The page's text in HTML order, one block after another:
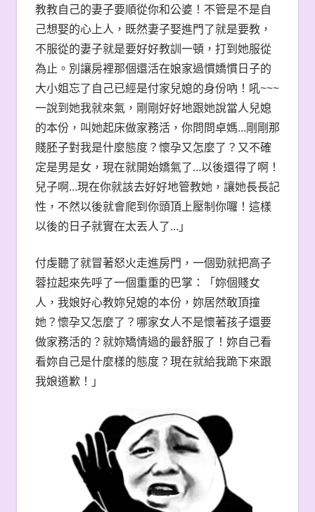
教教自己的妻子要順從你和公婆！不管是不是自
己想娶的心上人，既然妻子娶進門了就是要教，
不服從的妻子就是要好好教訓一頓，打到她服從
為止。別讓房裡那個還活在娘家過慣嬌慣日子的
大小姐忘了自己已經是付家兒媳的身份吶！吼~~~
一說到她我就來氣，剛剛好好地跟她說當人兒媳
的本份，叫她起床做家務活，你問問卓媽…剛剛那
賤胚子對我是什麼態度？懷孕又怎麼了？又不確
定是男是女，現在就開始嬌氣了…以後還得了啊！
兒子啊…現在你就該去好好地管教她，讓她長長記
性，不然以後就會爬到你頭頂上壓制你囉！這樣
以後的日子就實在太丟人了…」
付虔聽了就冒著怒火走進房門，一個勁就把高子
蓉拉起來先呼了一個重重的巴掌：「妳個賤女
人，我娘好心教妳兒媳的本份，妳居然敢頂撞
她？懷孕又怎麼了？哪家女人不是懷著孩子還要
做家務活的？就妳矯情過的最舒服了！妳自己看
看妳自己是什麼樣的態度？現在就給我跪下來跟
我娘道歉！」